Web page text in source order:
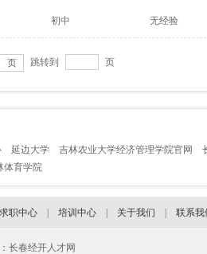
初中 无经验
页 跳转到 页
延边大学 吉林农业大学经济管理学院官网
体育学院
求职中心 培训中心 关于我们 联系我
长春经开人才网